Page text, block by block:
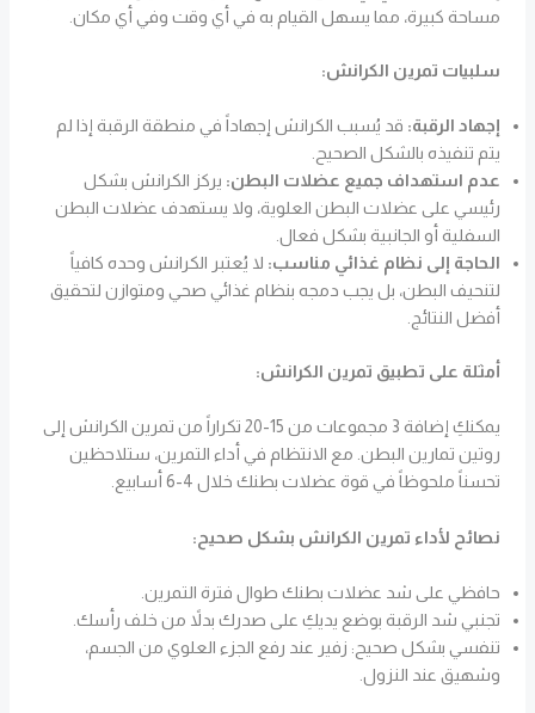
مساحة كبيرة، مما يسهل القيام به في أي وقت وفي أي مكان.
سلبيات تمرين الكرانش:
إجهاد الرقبة: قد يُسبب الكرانش إجهاداً في منطقة الرقبة إذا لم
يتم تنفيذه بالشكل الصحيح.
عدم استهداف جميع عضلات البطن: يركز الكرانش بشكل
رئيسي على عضلات البطن العلوية، ولا يستهدف عضلات البطن
السفلية أو الجانبية بشكل فعال.
الحاجة إلى نظام غذائي مناسب: لا يُعتبر الكرانش وحده كافياً
لتنحيف البطن، بل يجب دمجه بنظام غذائي صحي ومتوازن لتحقيق
أفضل النتائج.
أمثلة على تطبيق تمرين الكرانش:
يمكنكِ إضافة 3 مجموعات من 15-20 تكراراً من تمرين الكرانش إلى
روتين تمارين البطن. مع الانتظام في أداء التمرين، ستلاحظين
تحسناً ملحوظاً في قوة عضلات بطنك خلال 4-6 أسابيع.
نصائح لأداء تمرين الكرانش بشكل صحيح:
حافظي على شد عضلات بطنك طوال فترة التمرين.
تجنبي شد الرقبة بوضع يديكِ على صدرك بدلاً من خلف رأسك.
تنفسي بشكل صحيح: زفير عند رفع الجزء العلوي من الجسم،
وشهيق عند النزول.